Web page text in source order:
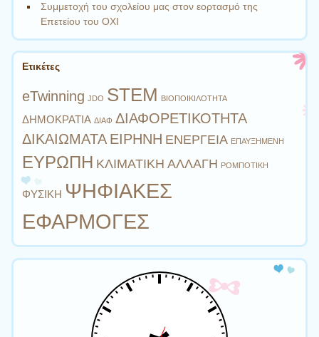
Συμμετοχή του σχολείου μας στον εορτασμό της
Επετείου του ΟΧΙ
Ετικέτες
eTwinning JDO STEM ΒΙΟΠΟΙΚΙΛΟΤΗΤΑ
ΔΗΜΟΚΡΑΤΙΑ ΔΙΑΦ ΔΙΑΦΟΡΕΤΙΚΟΤΗΤΑ
ΔΙΚΑΙΩΜΑΤΑ ΕΙΡΗΝΗ ΕΝΕΡΓΕΙΑ ΕΠΑΥΞΗΜΕΝΗ
ΕΥΡΩΠΗ ΚΛΙΜΑΤΙΚΗ ΑΛΛΑΓΗ ΡΟΜΠΟΤΙΚΗ
ΦΥΣΙΚΗ ΨΗΦΙΑΚΕΣ
ΕΦΑΡΜΟΓΕΣ